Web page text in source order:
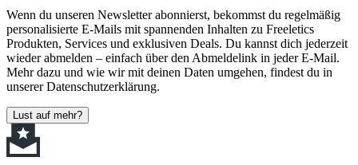
Wenn du unseren Newsletter abonnierst, bekommst du regelmäßig
personalisierte E-Mails mit spannenden Inhalten zu Freeletics
Produkten, Services und exklusiven Deals. Du kannst dich jederzeit
wieder abmelden – einfach über den Abmeldelink in jeder E-Mail.
Mehr dazu und wie wir mit deinen Daten umgehen, findest du in
unserer Datenschutzerklärung.
Lust auf mehr?